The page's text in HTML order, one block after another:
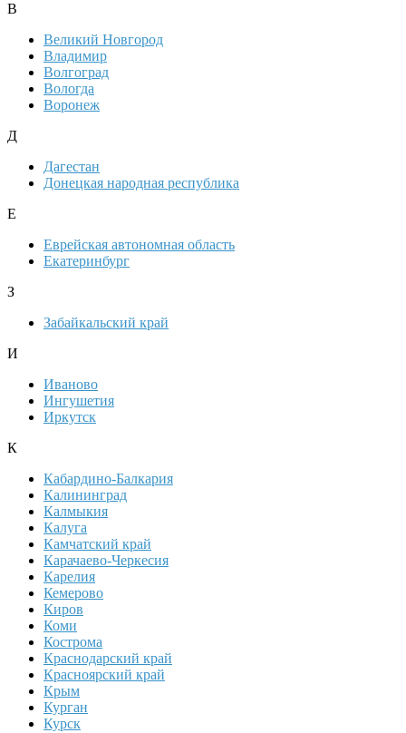
В
Великий Новгород
Владимир
Волгоград
Вологда
Воронеж
Д
Дагестан
Донецкая народная республика
Е
Еврейская автономная область
Екатеринбург
З
Забайкальский край
И
Иваново
Ингушетия
Иркутск
К
Кабардино-Балкария
Калининград
Калмыкия
Калуга
Камчатский край
Карачаево-Черкесия
Карелия
Кемерово
Киров
Коми
Кострома
Краснодарский край
Красноярский край
Крым
Курган
Курск